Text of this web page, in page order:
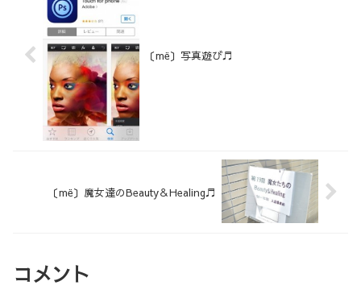
〔më〕写真遊び♬
〔më〕魔女達のBeauty＆Healing♬
コメント